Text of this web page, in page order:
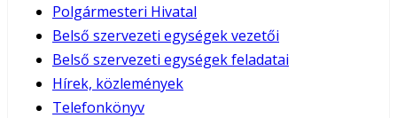
Polgármesteri Hivatal
Belső szervezeti egységek vezetői
Belső szervezeti egységek feladatai
Hírek, közlemények
Telefonkönyv